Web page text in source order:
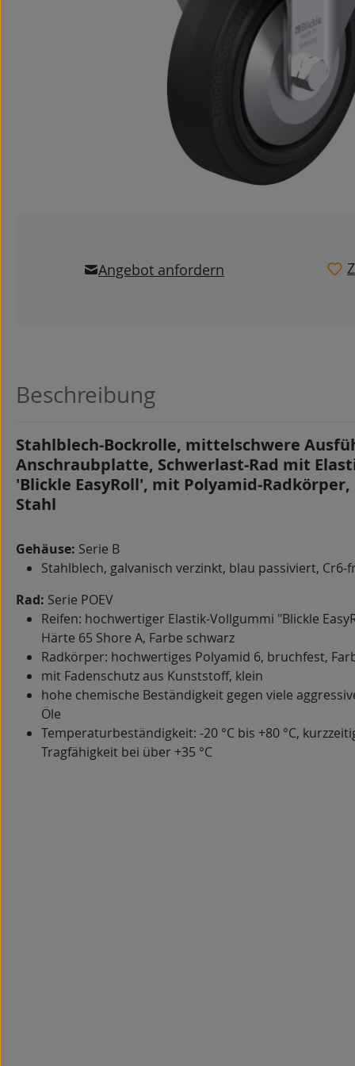
Angebot anfordern
Beschreibung
Stahlblech-Bockrolle, mittelschwere
Anschraubplatte, Schwerlast-Rad mit
'Blickle EasyRoll', mit Polyamid-
Stahl
Gehäuse: Serie B
Stahlblech, galvanisch verzinkt, blau passiviert, Cr6-
Rad: Serie POEV
Reifen: hochwertiger Elastik-Vollgummi "Blickle
Härte 65 Shore A, Farbe schwarz
Radkörper: hochwertiges Polyamid 6, bruchfest,
mit Fadenschutz aus Kunststoff, klein
hohe chemische Beständigkeit gegen viele
Öle
Temperaturbeständigkeit: -20 °C bis +80 °C,
Tragfähigkeit bei über +35 °C